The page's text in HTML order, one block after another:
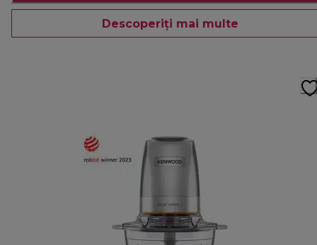
Descoperiți mai multe